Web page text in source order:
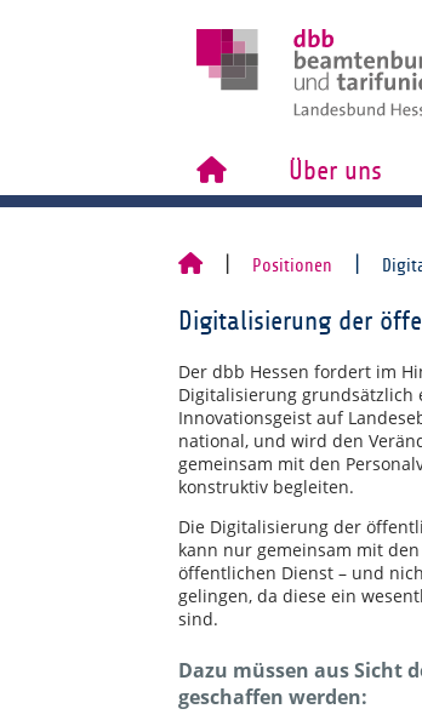
Über uns
Positionen
Digitalisierung der
Der dbb Hessen fordert im
Digitalisierung grundsätzlich
Innovationsgeist auf
national, und wird den
gemeinsam mit den
konstruktiv begleiten.
Die Digitalisierung der
kann nur gemeinsam mit
öffentlichen Dienst – und
gelingen, da diese ein
sind.
Dazu müssen aus Sicht
geschaffen werden: